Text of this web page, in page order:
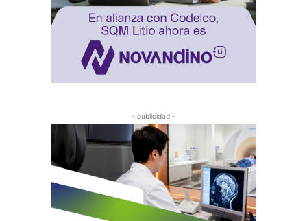
- publicidad -